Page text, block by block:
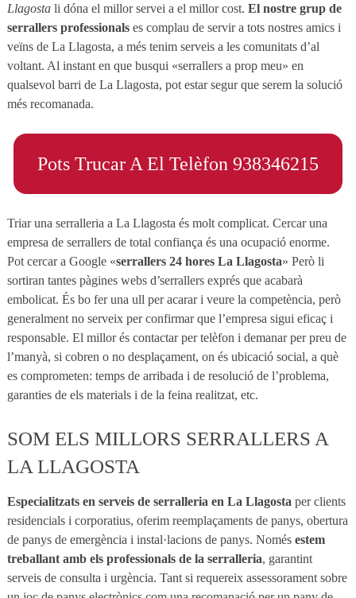
Llagostali dóna el millor servei a el millor cost. El nostre grup de
serrallers professionalses complau de servir a tots nostres amics i
veïns de La Llagosta, a més tenim serveis a les comunitats d’al
voltant. Al instant en que busqui «serrallers a prop meu» en
qualsevol barri de La Llagosta, pot estar segur que serem la solució
més recomanada.
Pots Trucar A El Telèfon 938346215
Triar una serralleria a La Llagosta és molt complicat. Cercar una
empresa de serrallers de total confiança és una ocupació enorme.
Pot cercar a Google «serrallers 24 hores La Llagosta» Però li
sortiran tantes pàgines webs d’serrallers exprés que acabarà
embolicat. És bo fer una ull per acarar i veure la competència, però
generalment no serveix per confirmar que l’empresa sigui eficaç i
responsable. El millor és contactar per telèfon i demanar per preu de
l’manyà, si cobren o no desplaçament, on és ubicació social, a què
es comprometen: temps de arribada i de resolució de l’problema,
garanties de els materials i de la feina realitzat, etc.
SOM ELS MILLORS SERRALLERS A
LA LLAGOSTA
Especialitzats en serveis de serralleria en La Llagosta per clients
residencials i corporatius, oferim reemplaçaments de panys, obertura
de panys de emergència i instal·lacions de panys. Només estem
treballant amb els professionals de la serralleria, garantint
serveis de consulta i urgència. Tant si requereix assessorament sobre